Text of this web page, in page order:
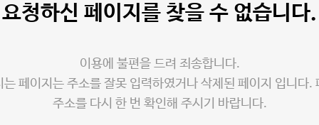
요청하신 페이지를 찾을 수 없습니다.
이용에 불편을 드려 죄송합니다.
는 페이지는 주소를 잘못 입력하였거나 삭제된 페이지 입니다.
주소를 다시 한 번 확인해 주시기 바랍니다.